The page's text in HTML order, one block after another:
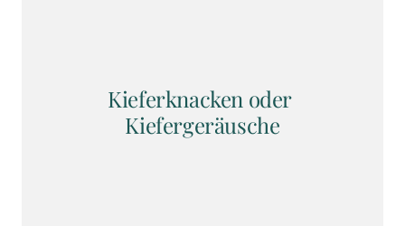
Kieferknacken oder
Kiefergeräusche